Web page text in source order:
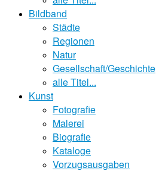
Bildband
Städte
Regionen
Natur
Gesellschaft/Geschichte
alle Titel...
Kunst
Fotografie
Malerei
Biografie
Kataloge
Vorzugsausgaben